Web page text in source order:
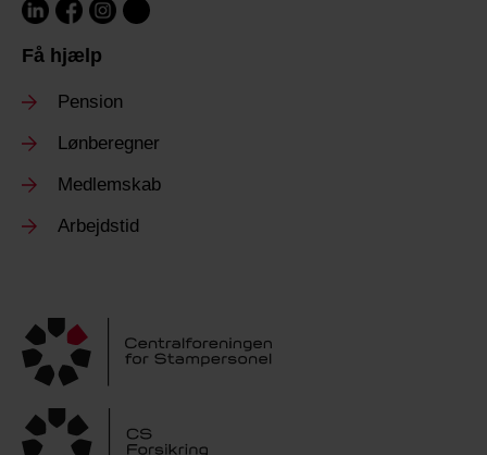
Få hjælp
Pension
Lønberegner
Medlemskab
Arbejdstid